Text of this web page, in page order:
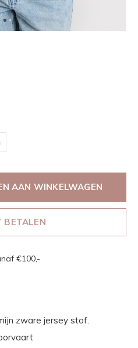
AAN WINKELWAGEN
BETALEN
€100,-
zware jersey stof.